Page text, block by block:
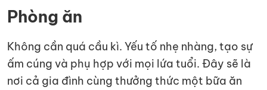
Phòng ăn
Không cần quá cầu kì. Yếu tố nhẹ nhàng, tạo sự
ấm cúng và phụ hợp với mọi lứa tuổi. Đây sẽ là
nơi cả gia đình cùng thưởng thức một bữa ăn